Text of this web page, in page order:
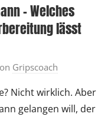
– Welches
lässt
Gripscoach
Nicht wirklich. Aber
gelangen will, der